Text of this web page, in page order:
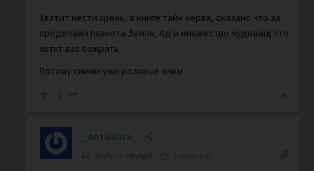
Хватит нести хрень, в книге тайн червя, сказано что за
пределами планета Земля, Ад и множество чудовищ что
хотят вас сожрать.
Потому сними уже розовые очки.
-1
_Antonina_
renegat